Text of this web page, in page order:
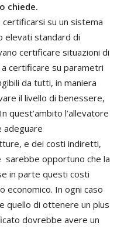
chiede.
certificarsi su un sistema
elevati standard di
certificare situazioni di
certificare su parametri
da tutti, in maniera
il livello di benessere,
quest’ambito l’allevatore
adeguare
e dei costi indiretti,
sarebbe opportuno che la
in parte questi costi
economico. In ogni caso
quello di ottenere un plus
dovrebbe avere un